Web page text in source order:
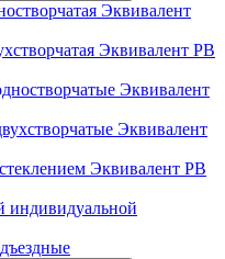
Эквивалент
Эквивалент PB
Эквивалент
Эквивалент
Эквивалент PB
индивидуальной